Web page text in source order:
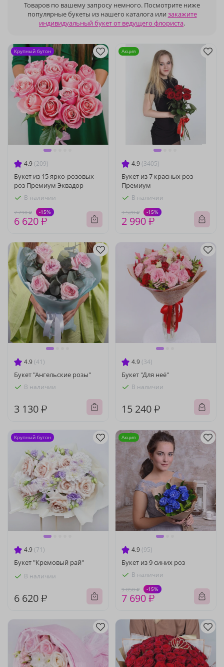
Товаров по вашему запросу немного. Посмотрите ниже
популярные букеты из нашего каталога или закажите
индивидуальный букет от ведущего флориста.
4.9 (209)
Букет из 15 ярко-розовых
роз Премиум Эквадор
В наличии
7 790 ₽ -15%
6 620 ₽
Крупный бутон
4.9 (3405)
Букет из 7 красных роз
Премиум
В наличии
3 520 ₽ -15%
2 990 ₽
Акция
4.9 (41)
Букет "Ангельские розы"
В наличии
3 130 ₽
4.9 (34)
Букет "Для неё"
В наличии
15 240 ₽
4.9 (71)
Букет "Кремовый рай"
В наличии
6 620 ₽
Крупный бутон
4.9 (95)
Букет из 9 синих роз
В наличии
9 050 ₽ -15%
7 690 ₽
Акция